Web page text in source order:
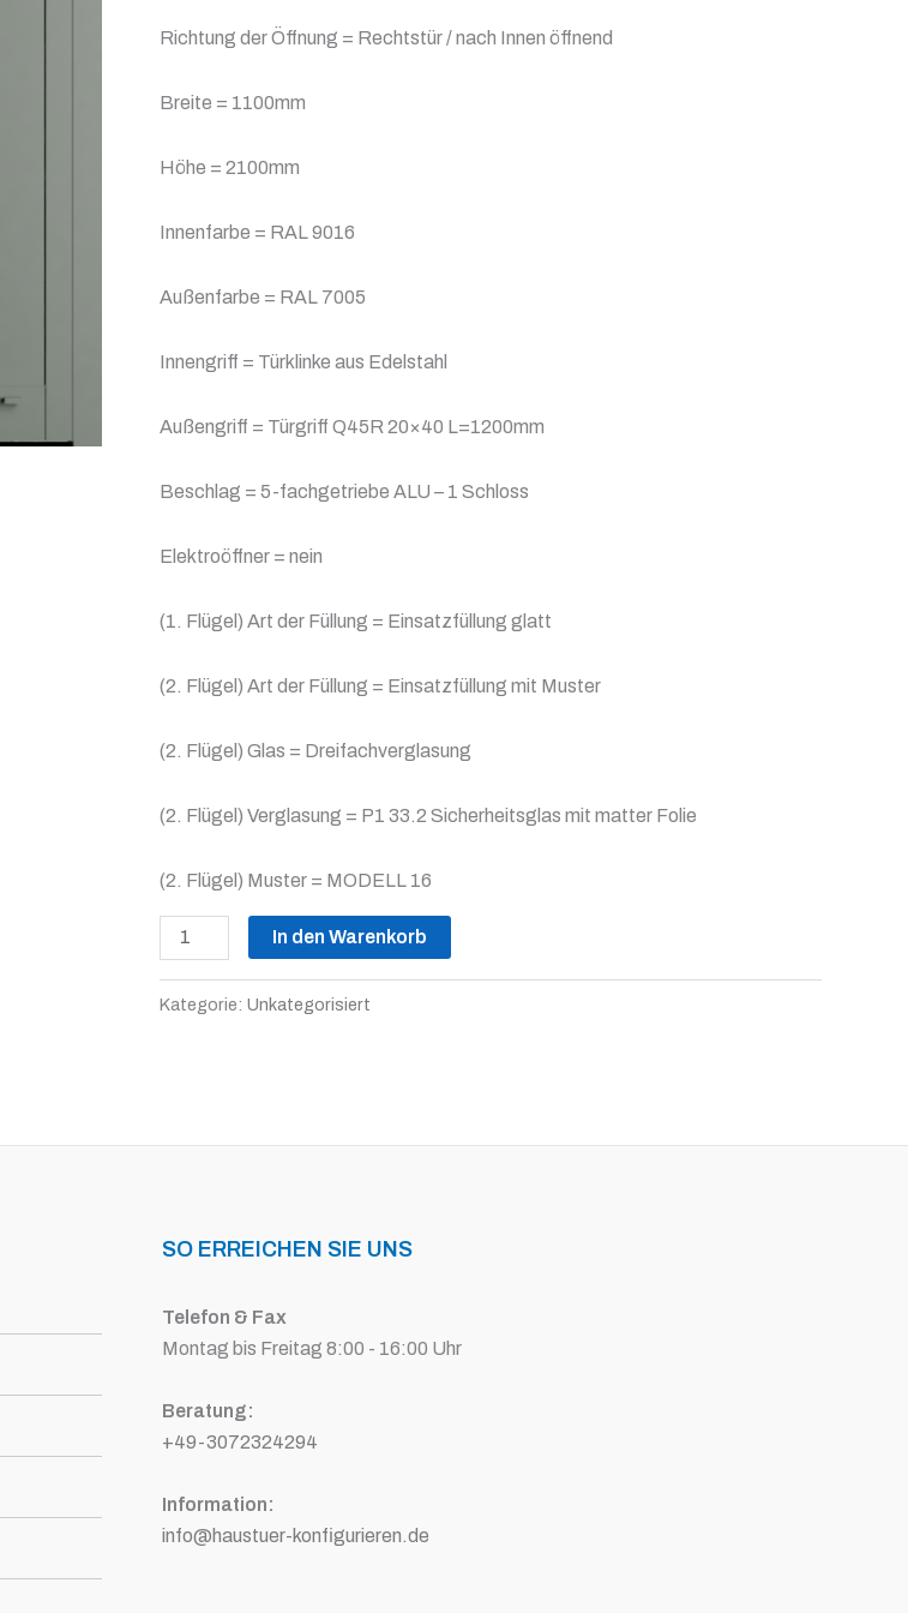
Richtung der Öffnung = Rechtstür / nach Innen öffnend
Breite = 1100mm
Höhe = 2100mm
Innenfarbe = RAL 9016
Außenfarbe = RAL 7005
Innengriff = Türklinke aus Edelstahl
Außengriff = Türgriff Q45R 20×40 L=1200mm
Beschlag = 5-fachgetriebe ALU – 1 Schloss
Elektroöffner = nein
(1. Flügel) Art der Füllung = Einsatzfüllung glatt
(2. Flügel) Art der Füllung = Einsatzfüllung mit Muster
(2. Flügel) Glas = Dreifachverglasung
(2. Flügel) Verglasung = P1 33.2 Sicherheitsglas mit matter Folie
(2. Flügel) Muster = MODELL 16
In den Warenkorb
Kategorie: Unkategorisiert
SO ERREICHEN SIE UNS
Telefon & Fax
Montag bis Freitag 8:00 - 16:00 Uhr
Beratung:
+49-3072324294
Information:
info@haustuer-konfigurieren.de